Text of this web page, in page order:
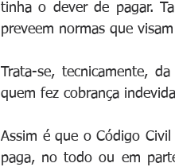
tinha o dever de pagar.
preveem normas que
Trata-se, tecnicamente,
quem fez cobrança
Assim é que o Código
paga, no todo ou em